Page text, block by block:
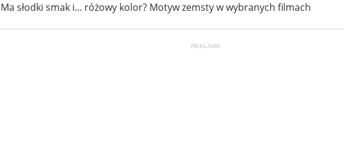
Ma słodki smak i... różowy kolor? Motyw zemsty w wybranych filmach
REKLAMA